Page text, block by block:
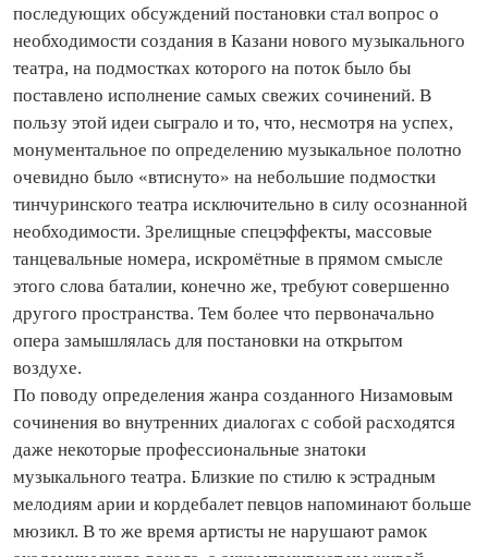
последующих обсуждений постановки стал вопрос о
необходимости со­здания в Казани нового музыкального
театра, на подмостках которого на поток было бы
поставлено исполнение самых свежих сочинений. В
пользу этой идеи сыграло и то, что, несмотря на успех,
монументальное по определению музыкальное полотно
очевидно было «втиснуто» на небольшие подмостки
тинчуринского театра исключительно в силу осознанной
необходимости. Зрелищные спецэффекты, массовые
танцевальные номера, искромётные в прямом смысле
этого слова баталии, конечно же, требуют совершенно
другого пространства. Тем более что первоначально
опера замышлялась для постановки на открытом
воздухе.
По поводу определения жанра созданного Низамовым
сочинения во внутренних диалогах с собой расходятся
даже некоторые профессиональные знатоки
музыкального театра. Близкие по стилю к эстрадным
мелодиям арии и кордебалет певцов напоминают больше
мюзикл. В то же время артисты не нарушают рамок